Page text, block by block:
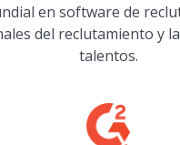
en software de
del reclutamiento y
talentos.